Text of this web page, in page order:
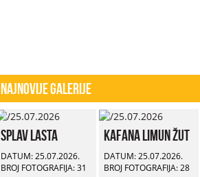
Najnovije Galerije
Splav Lasta
DATUM: 25.07.2026.
BROJ FOTOGRAFIJA: 31
Kafana Limun Žut
DATUM: 25.07.2026.
BROJ FOTOGRAFIJA: 28